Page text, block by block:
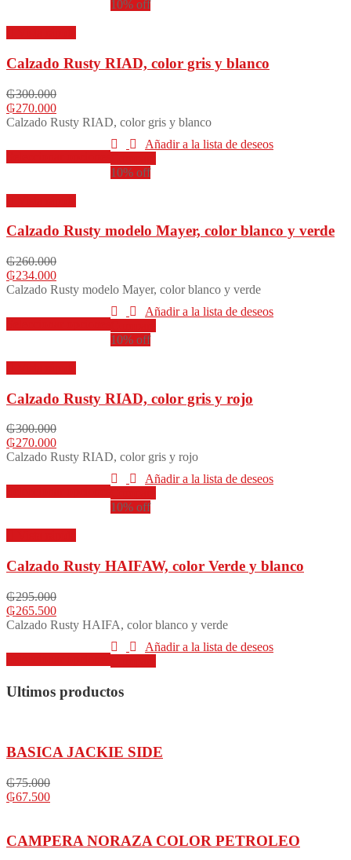
de
Las
opciones
elegir
en
la
de
10% off
Calzado Rusty RIAD, color gris y blanco
₲300.000
₲270.000
Calzado Rusty RIAD, color gris y blanco
Este
producto
Las
opciones
elegir
en
la
de
Añadir a la lista de deseos
10% off
Calzado Rusty modelo Mayer, color blanco y verde
₲260.000
₲234.000
Calzado Rusty modelo Mayer, color blanco y verde
Este
producto
Las
opciones
elegir
en
la
de
Añadir a la lista de deseos
10% off
Calzado Rusty RIAD, color gris y rojo
₲300.000
₲270.000
Calzado Rusty RIAD, color gris y rojo
Este
producto
Las
opciones
elegir
en
la
producto
Añadir a la lista de deseos
10% off
Calzado Rusty HAIFAW, color Verde y blanco
₲295.000
₲265.500
Calzado Rusty HAIFA, color blanco y verde
Este
tiene
múltiples
se
de
Añadir a la lista de deseos
Ultimos productos
BASICA JACKIE SIDE
₲75.000
₲67.500
CAMPERA NORAZA COLOR PETROLEO